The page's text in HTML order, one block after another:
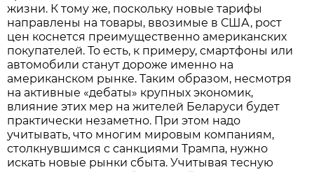
жизни. К тому же, поскольку новые тарифы
направлены на товары, ввозимые в США, рост
цен коснется преимущественно американских
покупателей. То есть, к примеру, смартфоны или
автомобили станут дороже именно на
американском рынке. Таким образом, несмотря
на активные «дебаты» крупных экономик,
влияние этих мер на жителей Беларуси будет
практически незаметно. При этом надо
учитывать, что многим мировым компаниям,
столкнувшимся с санкциями Трампа, нужно
искать новые рынки сбыта. Учитывая тесную